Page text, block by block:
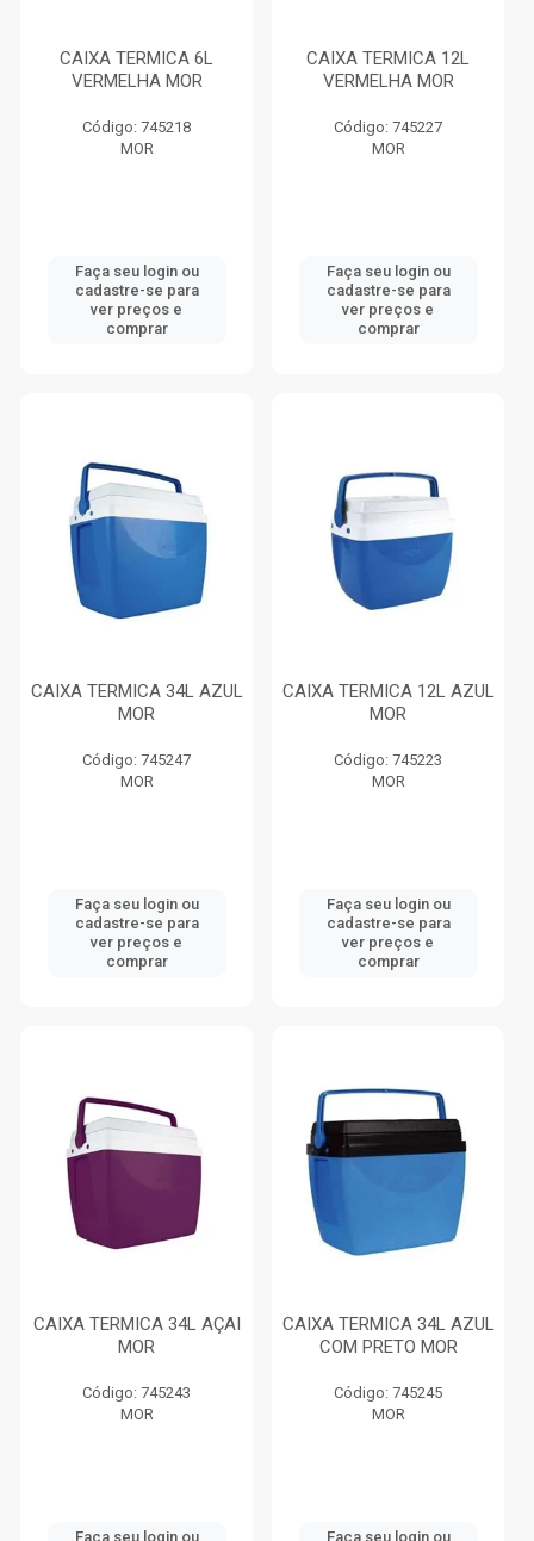
CAIXA TERMICA 6L
VERMELHA MOR
Código: 745218
MOR
Faça seu login ou
cadastre-se para
ver preços e
comprar
CAIXA TERMICA 12L
VERMELHA MOR
Código: 745227
MOR
Faça seu login ou
cadastre-se para
ver preços e
comprar
CAIXA TERMICA 34L AZUL
MOR
Código: 745247
MOR
Faça seu login ou
cadastre-se para
ver preços e
comprar
CAIXA TERMICA 12L AZUL
MOR
Código: 745223
MOR
Faça seu login ou
cadastre-se para
ver preços e
comprar
CAIXA TERMICA 34L AÇAI
MOR
Código: 745243
MOR
Faça seu login ou
CAIXA TERMICA 34L AZUL
COM PRETO MOR
Código: 745245
MOR
Faça seu login ou